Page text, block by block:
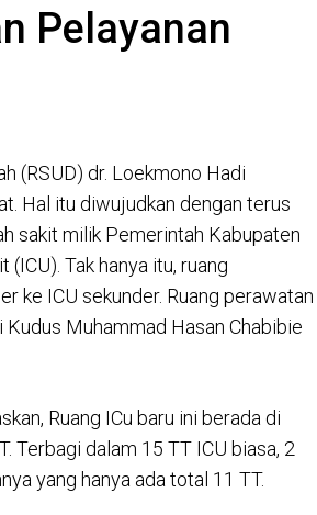
Pelayanan
(RSUD) dr. Loekmono Hadi
Hal itu diwujudkan dengan terus
sakit milik Pemerintah Kabupaten
Tak hanya itu, ruang
ke ICU sekunder. Ruang perawatan
Muhammad Hasan Chabibie
Ruang ICu baru ini berada di
Terbagi dalam 15 TT ICU biasa, 2
yang hanya ada total 11 TT.